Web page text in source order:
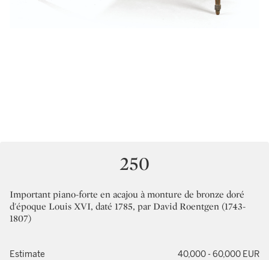
250
Important piano-forte en acajou à monture de bronze doré
d'époque Louis XVI, daté 1785, par David Roentgen (1743-
1807)
Estimate 40,000 - 60,000 EUR